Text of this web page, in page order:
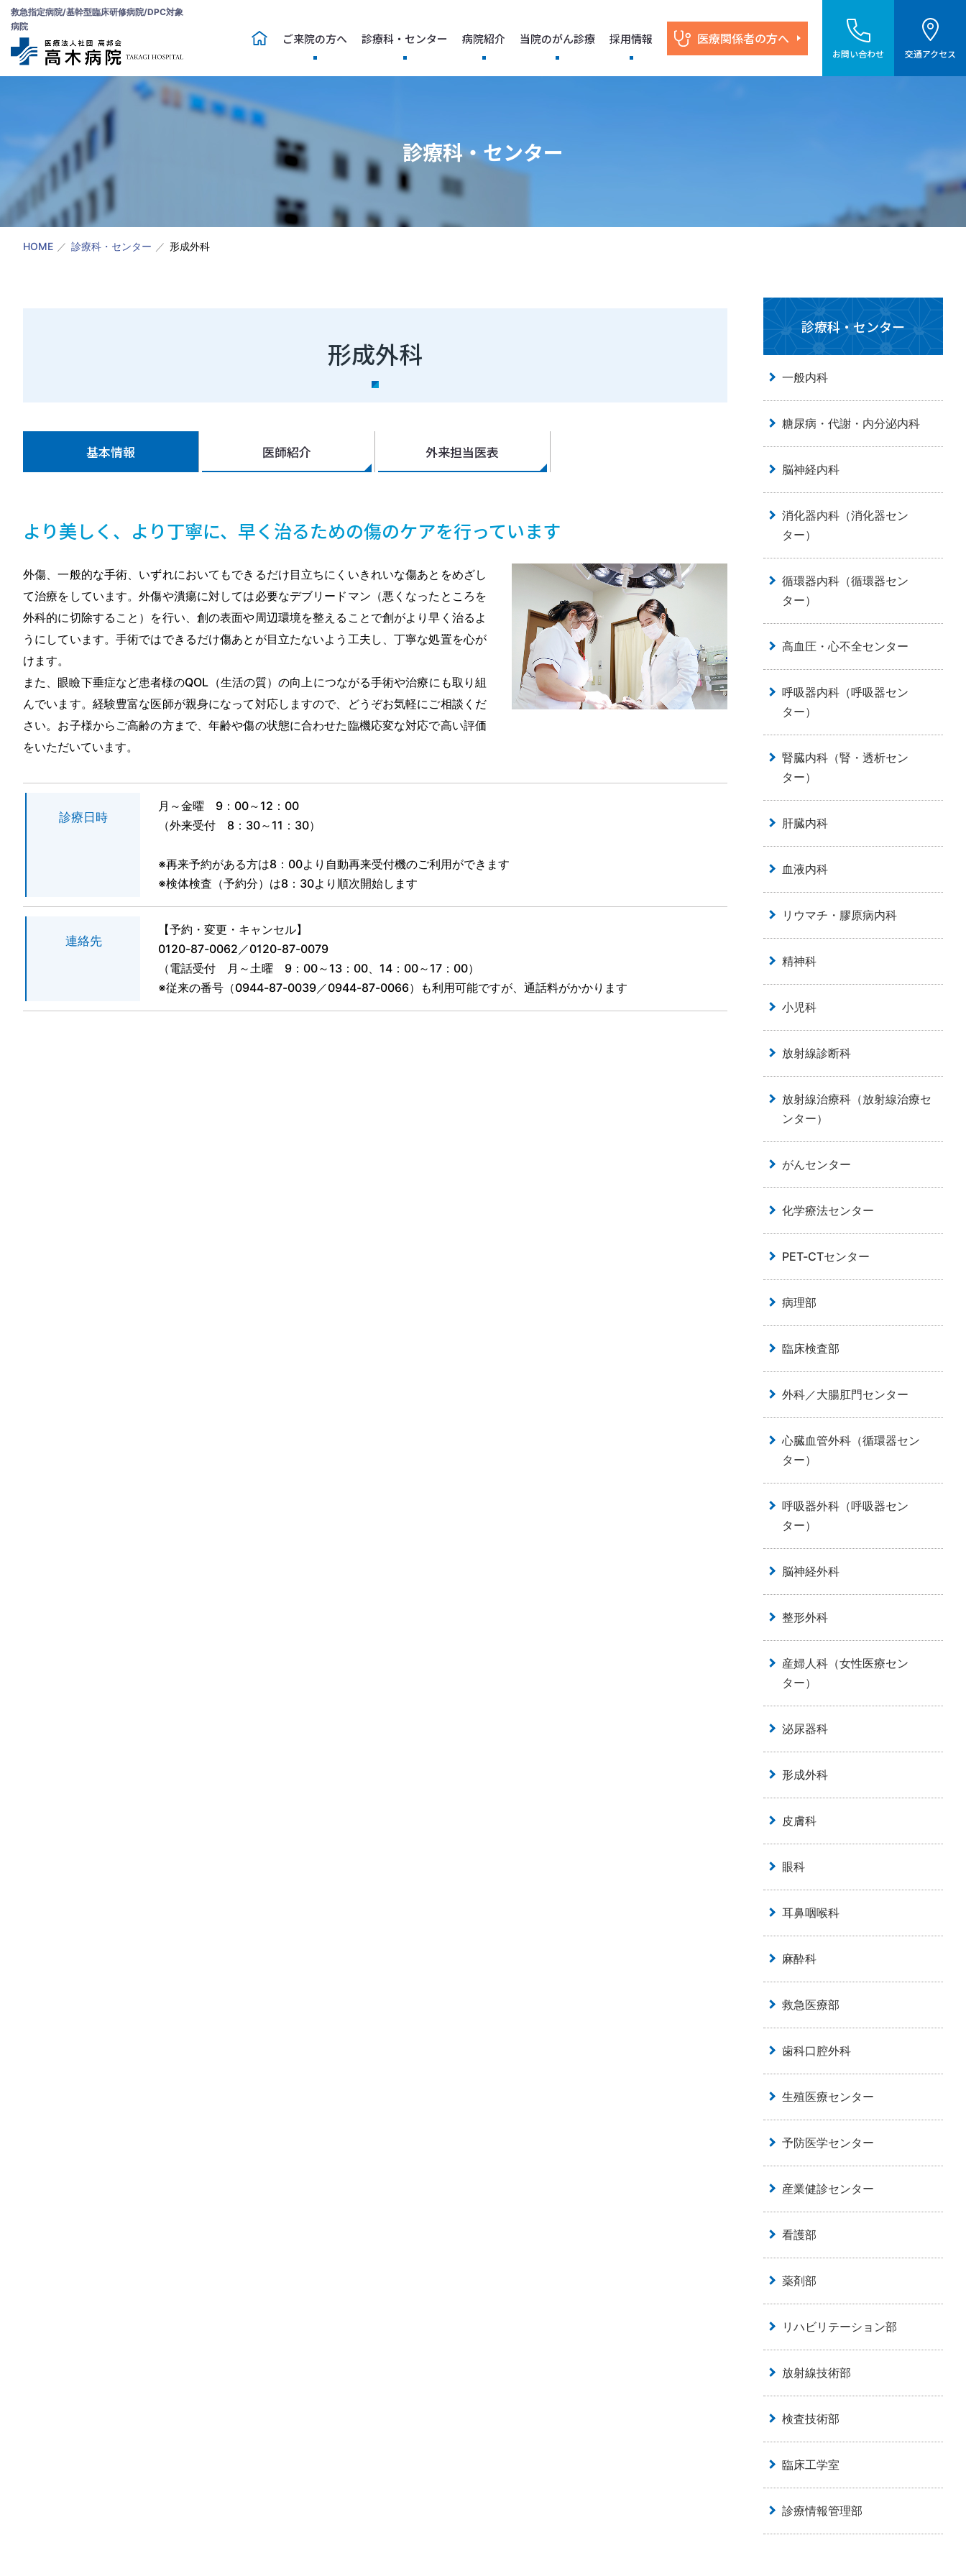
救急指定病院/基幹型臨床研修病院/DPC対象
病院
ご来院の方へ 診療科・センター 病院紹介 当院のがん診療 採用情報 医療関係者の方へ
お問い合わせ 交通アクセス
診療科・センター
HOME 診療科・センター 形成外科
形成外科
基本情報 医師紹介 外来担当医表
より美しく、より丁寧に、早く治るための傷のケアを行っています
外傷、一般的な手術、いずれにおいてもできるだけ目立ちにくいきれいな傷あとをめざし
て治療をしています。外傷や潰瘍に対しては必要なデブリードマン（悪くなったところを
外科的に切除すること）を行い、創の表面や周辺環境を整えることで創がより早く治るよ
うにしています。手術ではできるだけ傷あとが目立たないよう工夫し、丁寧な処置を心が
けます。
また、眼瞼下垂症など患者様のQOL（生活の質）の向上につながる手術や治療にも取り組
んでいます。経験豊富な医師が親身になって対応しますので、どうぞお気軽にご相談くだ
さい。お子様からご高齢の方まで、年齢や傷の状態に合わせた臨機応変な対応で高い評価
をいただいています。
診療日時
月～金曜 9：00～12：00
（外来受付 8：30～11：30）
※再来予約がある方は8：00より自動再来受付機のご利用ができます
※検体検査（予約分）は8：30より順次開始します
連絡先
【予約・変更・キャンセル】
0120-87-0062 ／0120-87-0079
（電話受付 月～土曜 9：00～13：00、14：00～17：00）
※従来の番号（0944-87-0039／0944-87-0066）も利用可能ですが、通話料がかかります
診療科・センター
一般内科
糖尿病・代謝・内分泌内科
脳神経内科
消化器内科（消化器セン
ター）
循環器内科（循環器セン
ター）
高血圧・心不全センター
呼吸器内科（呼吸器セン
ター）
腎臓内科（腎・透析セン
ター）
肝臓内科
血液内科
リウマチ・膠原病内科
精神科
小児科
放射線診断科
放射線治療科（放射線治療セ
ンター）
がんセンター
化学療法センター
PET-CTセンター
病理部
臨床検査部
外科／大腸肛門センター
心臓血管外科（循環器セン
ター）
呼吸器外科（呼吸器セン
ター）
脳神経外科
整形外科
産婦人科（女性医療セン
ター）
泌尿器科
形成外科
皮膚科
眼科
耳鼻咽喉科
麻酔科
救急医療部
歯科口腔外科
生殖医療センター
予防医学センター
産業健診センター
看護部
薬剤部
リハビリテーション部
放射線技術部
検査技術部
臨床工学室
診療情報管理部